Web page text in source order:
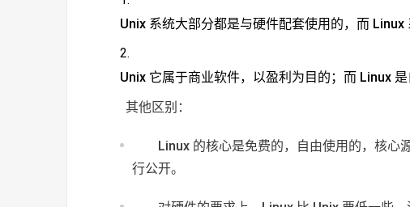
Unix 系统大部分都是与硬件配套使用的，而 Linux
Unix 它属于商业软件，以盈利为目的；而 Linux
其他区别：
Linux 的核心是免费的，自由使用的，核心
行公开。